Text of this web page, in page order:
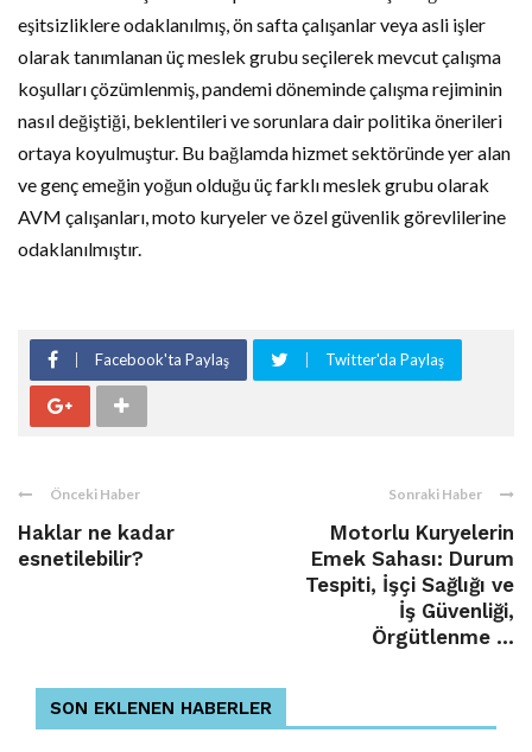
eşitsizliklere odaklanılmış, ön safta çalışanlar veya asli işler
olarak tanımlanan üç meslek grubu seçilerek mevcut çalışma
koşulları çözümlenmiş, pandemi döneminde çalışma rejiminin
nasıl değiştiği, beklentileri ve sorunlara dair politika önerileri
ortaya koyulmuştur. Bu bağlamda hizmet sektöründe yer alan
ve genç emeğin yoğun olduğu üç farklı meslek grubu olarak
AVM çalışanları, moto kuryeler ve özel güvenlik görevlilerine
odaklanılmıştır.
Facebook'ta Paylaş Twitter'da Paylaş
Önceki Haber
Haklar ne kadar
esnetilebilir?
Sonraki Haber
Motorlu Kuryelerin
Emek Sahası: Durum
Tespiti, İşçi Sağlığı ve
İş Güvenliği,
Örgütlenme ...
SON EKLENEN HABERLER